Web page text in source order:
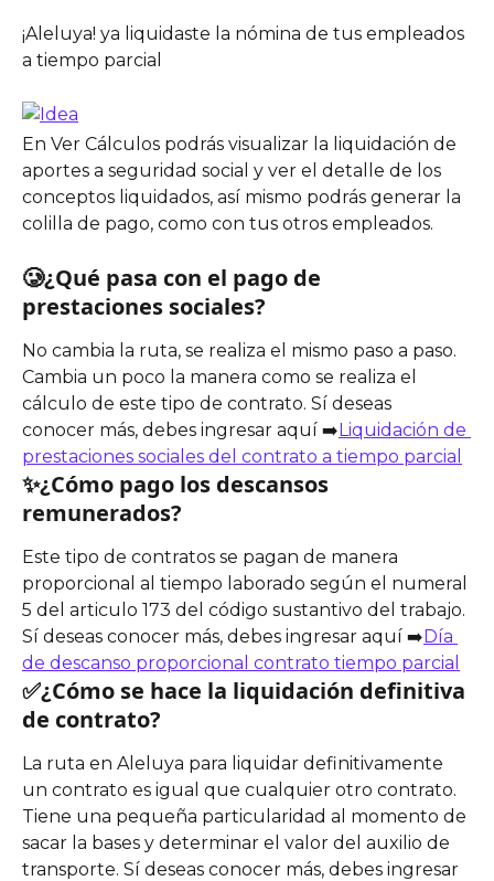
¡Aleluya! ya liquidaste la nómina de tus empleados
a tiempo parcial
En Ver Cálculos podrás visualizar la liquidación de
aportes a seguridad social y ver el detalle de los
conceptos liquidados, así mismo podrás generar la
colilla de pago, como con tus otros empleados.
🥲¿Qué pasa con el pago de
prestaciones sociales?
No cambia la ruta, se realiza el mismo paso a paso.
Cambia un poco la manera como se realiza el
cálculo de este tipo de contrato. Sí deseas
conocer más, debes ingresar aquí ➡️Liquidación de
prestaciones sociales del contrato a tiempo parcial
✨¿Cómo pago los descansos
remunerados?
Este tipo de contratos se pagan de manera
proporcional al tiempo laborado según el numeral
5 del articulo 173 del código sustantivo del trabajo.
Sí deseas conocer más, debes ingresar aquí ➡️Día
de descanso proporcional contrato tiempo parcial
✅¿Cómo se hace la liquidación definitiva
de contrato?
La ruta en Aleluya para liquidar definitivamente
un contrato es igual que cualquier otro contrato.
Tiene una pequeña particularidad al momento de
sacar la bases y determinar el valor del auxilio de
transporte. Sí deseas conocer más, debes ingresar